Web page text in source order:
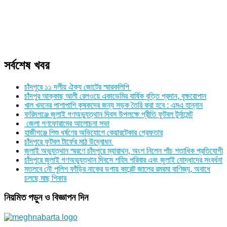
সর্বশেষ খবর
চাঁদপুরে ১১ দলীয় ঐক্য জোটের স্মারকলিপি
চাঁদপুর আক্কাছ আলী রেলওয়ে একাডেমির বার্ষিক বৃত্তি প্রদান, বৃক্ষরোপান
খাল খননের পাশাপাশি কৃষকদের জন্য সড়ক তৈরি করা হবে : এমএ হান্নান
ফরিদগঞ্জে জুলাই গণঅভ্যুত্থান দিবস উপলক্ষে প্রীতি ফুটবল টুর্নামেন্ট
জেলা গণফোরামের আলোচনা সভা
হাজীগঞ্জে শিশু ধর্ষণের অভিযোগে কেয়ারটেকার গ্রেফতার
চাঁদপুরে ফুটবল টার্ফের মাঠ উদ্বোধন
জুলাই অভ্যুত্থান স্মরণে চাঁদপুরে ম্যারাথন, অংশ নিলেন পাঁচ শতাধিক প্রতিযোগী
চাঁদপুরে জুলাই গণঅভ্যুত্থান দিবসে শহিদ পরিবার এবং জুলাই যোদ্ধাদের সংবর্ধনা
মতলবে নৌ পুলিশ ফাঁড়ির নাকের ডগায় কারেন্ট জালের রমরমা বাণিজ্য, অবাধে
চলছে মাছ শিকার
নিয়মিত পড়ুন ও বিজ্ঞাপন দিন